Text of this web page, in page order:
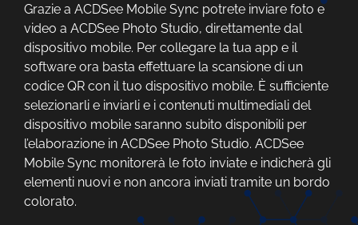
Grazie a ACDSee Mobile Sync potrete inviare foto e
video a ACDSee Photo Studio, direttamente dal
dispositivo mobile. Per collegare la tua app e il
software ora basta effettuare la scansione di un
codice QR con il tuo dispositivo mobile. È sufficiente
selezionarli e inviarli e i contenuti multimediali del
dispositivo mobile saranno subito disponibili per
l’elaborazione in ACDSee Photo Studio. ACDSee
Mobile Sync monitorerà le foto inviate e indicherà gli
elementi nuovi e non ancora inviati tramite un bordo
colorato.